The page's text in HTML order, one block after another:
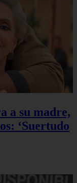
a su madre,
‘Suertudo